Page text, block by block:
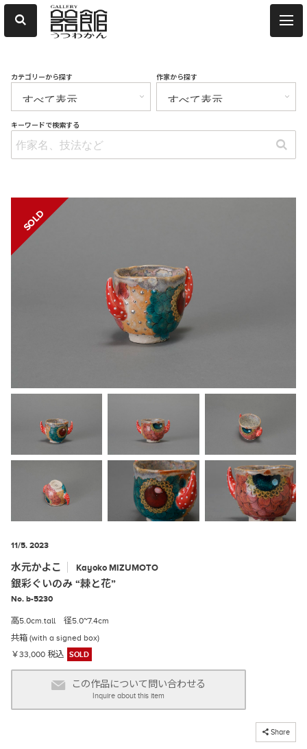
カテゴリーから探す 作家から探す
キーワードで検索する
11/5. 2023
水元かよこ Kayoko MIZUMOTO
銀彩ぐいのみ “棘と花”
No. b-5230
高5.0cm.tall 径5.0~7.4cm
共箱 (with a signed box)
￥33,000 税込
SOLD
この作品について問い合わせる
Inquire about this item
Share
コピーしました